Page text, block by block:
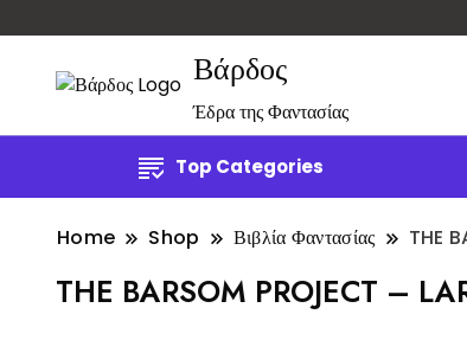
Βάρδος
Έδρα της Φαντασίας
Top Categories
Home Shop Βιβλία Φαντασίας THE
THE BARSOM PROJECT –